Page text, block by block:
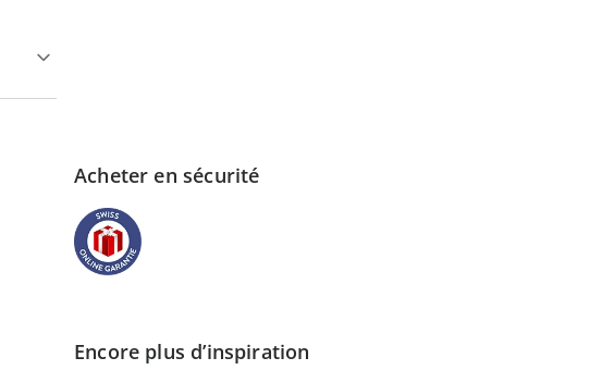
Acheter en sécurité
Encore plus d’inspiration